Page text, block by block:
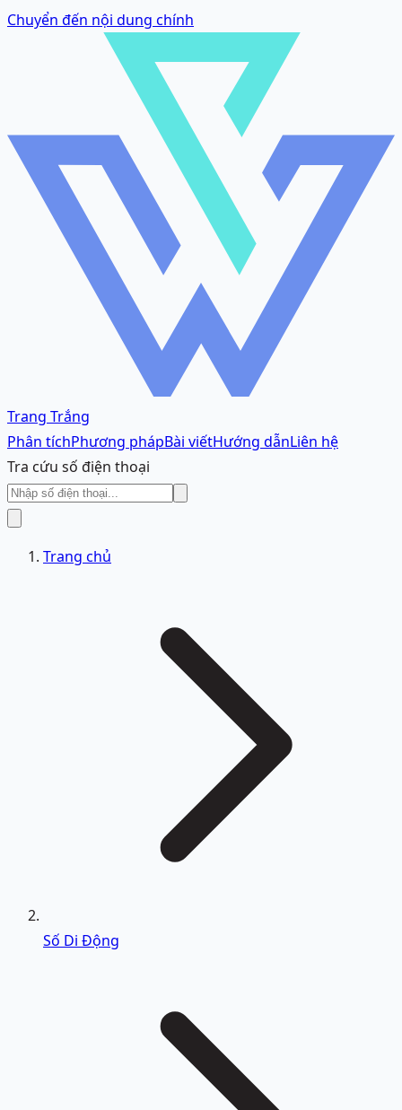
Chuyển đến nội dung chính
Trang Trắng
Phân tíchPhương phápBài viếtHướng dẫnLiên hệ
Tra cứu số điện thoại
Trang chủ
Số Di Động